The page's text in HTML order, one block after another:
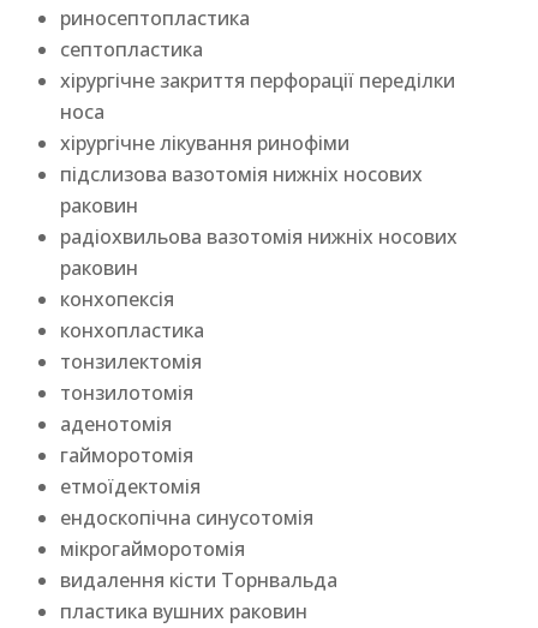
риносептопластика
септопластика
хірургічне закриття перфорації переділки
носа
хірургічне лікування ринофіми
підслизова вазотомія нижніх носових
раковин
радіохвильова вазотомія нижніх носових
раковин
конхопексія
конхопластика
тонзилектомія
тонзилотомія
аденотомія
гайморотомія
етмоїдектомія
ендоскопічна синусотомія
мікрогайморотомія
видалення кісти Торнвальда
пластика вушних раковин